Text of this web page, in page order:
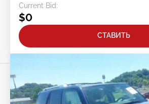
Current Bid:
$0
СТАВИТЬ